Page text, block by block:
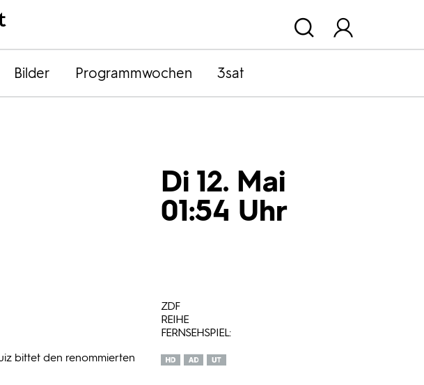
Bilder Programmwochen 3sat
Di 12. Mai
01:54 Uhr
bittet den renommierten
ZDF
REIHE
FERNSEHSPIEL: